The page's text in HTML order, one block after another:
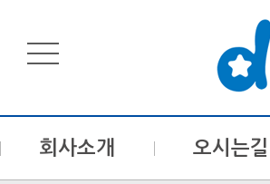
회사소개 오시는길